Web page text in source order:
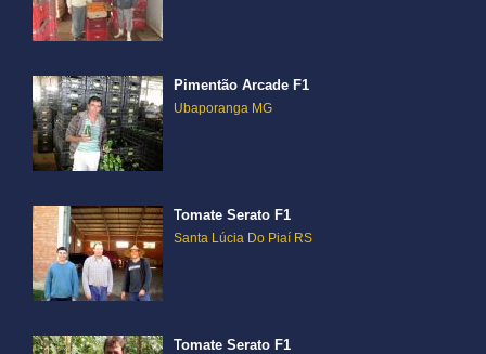
Pimentão Arcade F1
Ubaporanga MG
Tomate Serato F1
Santa Lúcia Do Piaí RS
Tomate Serato F1